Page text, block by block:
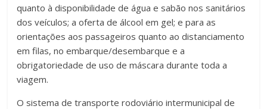
quanto à disponibilidade de água e sabão nos sanitários
dos veículos; a oferta de álcool em gel; e para as
orientações aos passageiros quanto ao distanciamento
em filas, no embarque/desembarque e a
obrigatoriedade de uso de máscara durante toda a
viagem.
O sistema de transporte rodoviário intermunicipal de